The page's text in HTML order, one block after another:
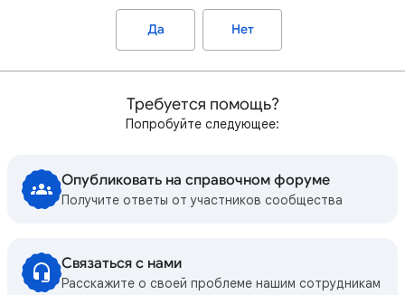
Да Нет
Требуется помощь?
Попробуйте следующее:
Опубликовать на справочном форуме
Получите ответы от участников сообщества
Связаться с нами
Расскажите о своей проблеме нашим сотрудникам